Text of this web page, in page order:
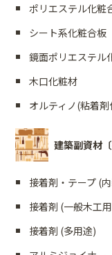
ポリエステル化粧
シート系化粧合板
鏡面ポリエステル
木口化粧材
オルティノ(粘着
建築副資材
接着剤・テープ (
接着剤 (一般木工
接着剤 (多用途)